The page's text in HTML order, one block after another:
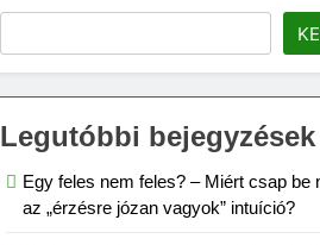
Legutóbbi bejegyzések
Egy feles nem feles? – Miért csap be
az „érzésre józan vagyok” intuíció?